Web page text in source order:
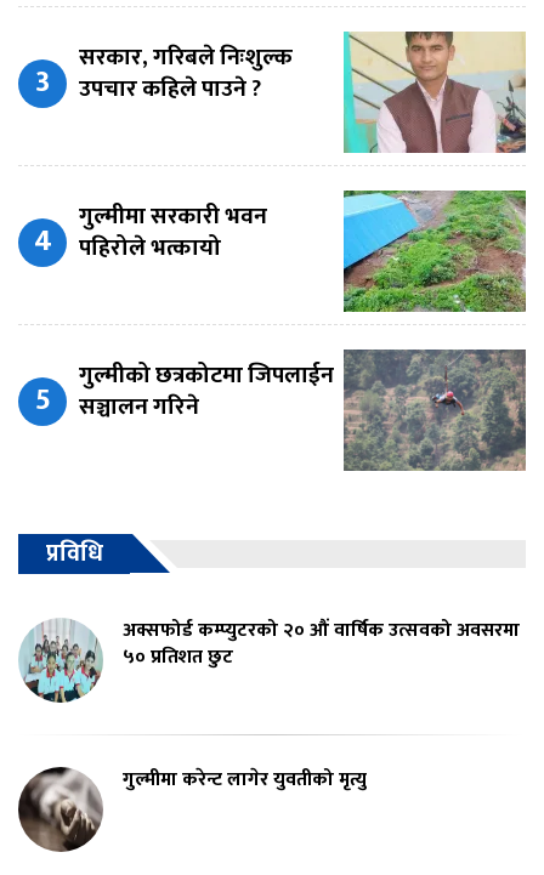
सरकार, गरिबले निःशुल्क
उपचार कहिले पाउने ?
गुल्मीमा सरकारी भवन
पहिरोले भत्कायो
गुल्मीको छत्रकोटमा जिपलाईन
सञ्चालन गरिने
प्रविधि
अक्सफोर्ड कम्प्युटरको २० औं वार्षिक उत्सवको अवसरमा
५० प्रतिशत छुट
गुल्मीमा करेन्ट लागेर युवतीको मृत्यु